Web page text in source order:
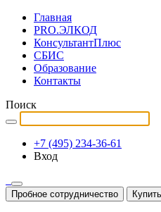
Главная
PRO.ЭЛКОД
КонсультантПлюс
СБИС
Образование
Контакты
Поиск
+7 (495) 234-36-61
Вход
Пробное сотрудничество